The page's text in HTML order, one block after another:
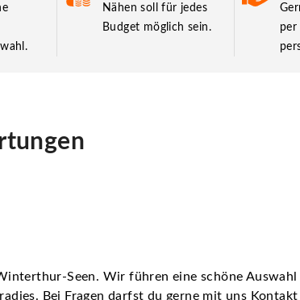
Nähen soll für jedes
Budget möglich sein.
per
Seen. Wir führen eine schöne Auswahl
Bei Fragen darfst du gerne mit uns Kontakt